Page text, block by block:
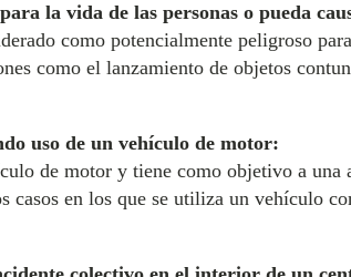
la vida de las personas o pueda
como potencialmente peligroso
como el lanzamiento de objetos
uso de un vehículo de motor:
de motor y tiene como objetivo a una
en los que se utiliza un vehículo